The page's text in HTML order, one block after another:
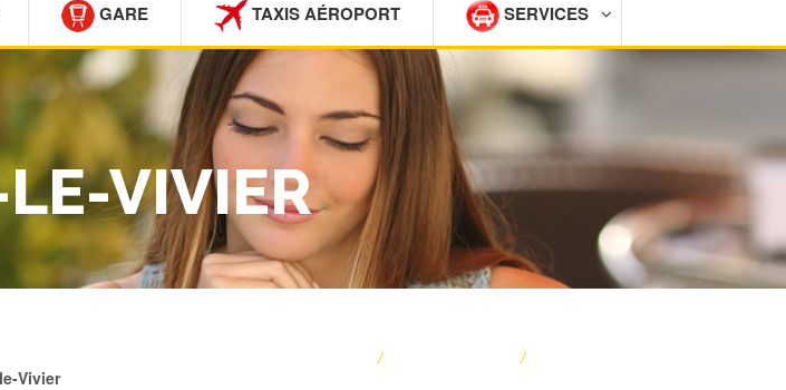
GARE TAXIS AÉROPORT SERVICES
VIVIER
/ /
Vivier